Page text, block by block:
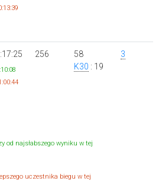
256
58
K30 : 19
3
od najsłabszego wyniku w tej
uczestnika biegu w tej